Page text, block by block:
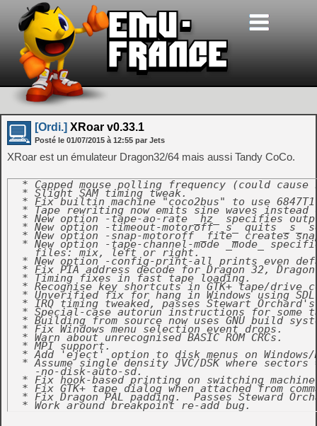
[Ordi.] XRoar v0.33.1
Posté le 01/07/2015 à 12:55 par Jets
XRoar est un émulateur Dragon32/64 mais aussi Tandy CoCo.
* Capped mouse polling frequency (could cause
  * Slight SAM timing tweak.
* Fix builtin machine "coco2bus" to use
* Tape rewriting now emits sine waves instead
* New option -tape-ao-rate _hz_ specifies
* New option -timeout-motoroff _s_ quits _s_
* New option -snap-motoroff _file_ creates
* New option -tape-channel-mode _mode_
    files: mix, left or right.
* New option -config-print-all prints even
* Fix PIA address decode for Dragon 32,
  * Timing fixes in fast tape loading.
* Recognise key shortcuts in GTK+ tape/drive
* Unverified fix for hang in Windows using
* IRQ timing tweaked, passes Stewart
* Special-case autorun instructions for some
* Building from source now uses GNU build
  * Fix Windows menu selection event drops.
  * Warn about unrecognised BASIC ROM CRCs.
  * MPI support.
* Add 'eject' option to disk menus on
* Assume single density JVC/DSK where sectors
    -no-disk-auto-sd.
* Fix hook-based printing on switching
* Fix GTK+ tape dialog when attached from
* Fix Dragon PAL padding.  Passes Steward
  * Work around breakpoint re-add bug.